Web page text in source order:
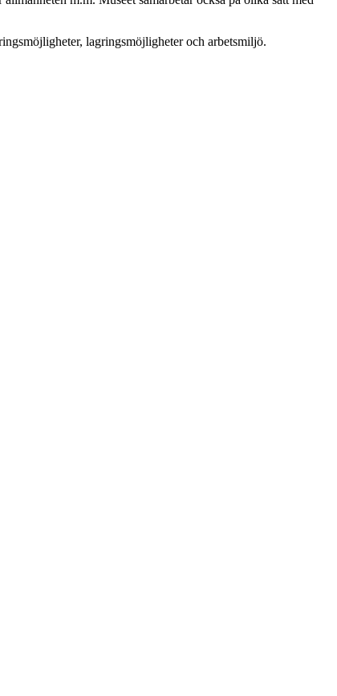
lagringsmöjligheter och arbetsmiljö.